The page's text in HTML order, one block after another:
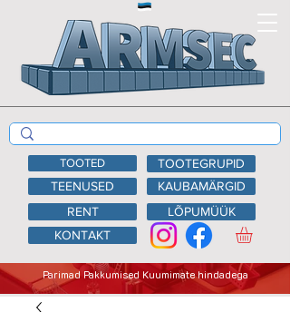
TEENUSED
KAUBAMÄRGID
RENT
LÕPUMÜÜK
KONTAKT
Parimad Pakkumised Kuumimate hindadega
TOOTED TOOTEGRUPID